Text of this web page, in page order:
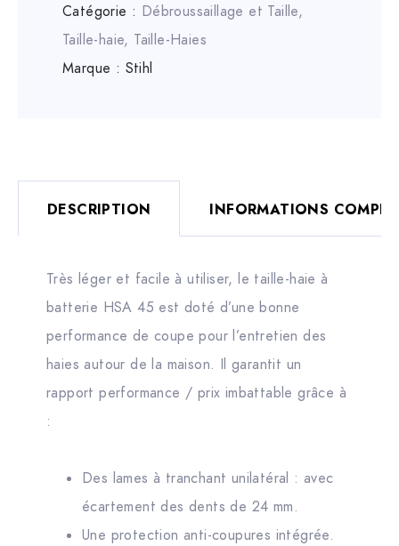
Catégorie : Débroussaillage et Taille,
Taille-haie, Taille-Haies
Marque : Stihl
DESCRIPTION INFORMATIONS
Très léger et facile à utiliser, le taille-haie à
batterie HSA 45 est doté d’une bonne
performance de coupe pour l’entretien des
haies autour de la maison. Il garantit un
rapport performance / prix imbattable grâce à
:
Des lames à tranchant unilatéral : avec
écartement des dents de 24 mm.
Une protection anti-coupures intégrée.